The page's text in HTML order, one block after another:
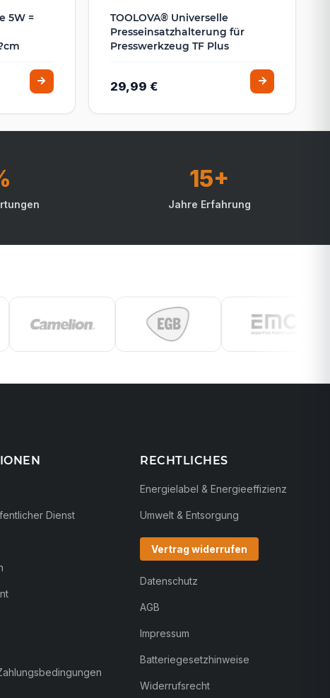
5W =
TOOLOVA® Universelle
Presseinsatzhalterung für
Presswerkzeug TF Plus
29,99 €
15+
Jahre Erfahrung
Dienst
RECHTLICHES
Energielabel & Energieeffizienz
Umwelt & Entsorgung
Vertrag widerrufen
Datenschutz
AGB
Impressum
Batteriegesetzhinweise
Widerrufsrecht